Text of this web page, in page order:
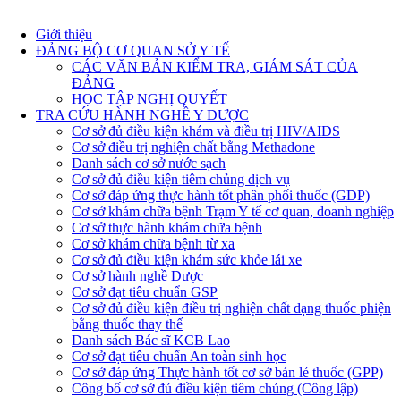
Giới thiệu
ĐẢNG BỘ CƠ QUAN SỞ Y TẾ
CÁC VĂN BẢN KIỂM TRA, GIÁM SÁT CỦA
ĐẢNG
HỌC TẬP NGHỊ QUYẾT
TRA CỨU HÀNH NGHỀ Y DƯỢC
Cơ sở đủ điều kiện khám và điều trị HIV/AIDS
Cơ sở điều trị nghiện chất bằng Methadone
Danh sách cơ sở nước sạch
Cơ sở đủ điều kiện tiêm chủng dịch vụ
Cơ sở đáp ứng thực hành tốt phân phối thuốc (GDP)
Cơ sở khám chữa bệnh Trạm Y tế cơ quan, doanh nghiệp
Cơ sở thực hành khám chữa bệnh
Cơ sở khám chữa bệnh từ xa
Cơ sở đủ điều kiện khám sức khỏe lái xe
Cơ sở hành nghề Dược
Cơ sở đạt tiêu chuẩn GSP
Cơ sở đủ điều kiện điều trị nghiện chất dạng thuốc phiện
bằng thuốc thay thế
Danh sách Bác sĩ KCB Lao
Cơ sở đạt tiêu chuẩn An toàn sinh học
Cơ sở đáp ứng Thực hành tốt cơ sở bán lẻ thuốc (GPP)
Công bố cơ sở đủ điều kiện tiêm chủng (Công lập)